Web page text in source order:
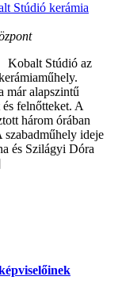
Stúdió kerámia
Kobalt Stúdió az
már alapszintű
felnőtteket. A
három órában
szabadműhely ideje
és Szilágyi Dóra